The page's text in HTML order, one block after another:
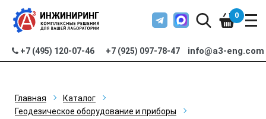
+7 (495) 120-07-46 +7 (925) 097-78-47 info@a3-eng.com
0
Главная
Каталог
Геодезическое оборудование и приборы